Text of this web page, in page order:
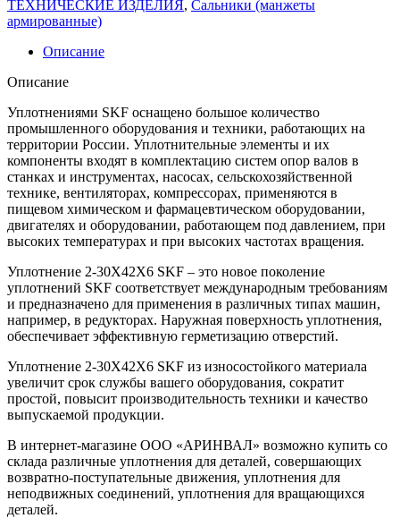
ТЕХНИЧЕСКИЕ ИЗДЕЛИЯ, Сальники (манжеты
армированные)
Описание
Описание
Уплотнениями SKF оснащено большое количество
промышленного оборудования и техники, работающих на
территории России. Уплотнительные элементы и их
компоненты входят в комплектацию систем опор валов в
станках и инструментах, насосах, сельскохозяйственной
технике, вентиляторах, компрессорах, применяются в
пищевом химическом и фармацевтическом оборудовании,
двигателях и оборудовании, работающем под давлением, при
высоких температурах и при высоких частотах вращения.
Уплотнение 2-30X42X6 SKF – это новое поколение
уплотнений SKF соответствует международным требованиям
и предназначено для применения в различных типах машин,
например, в редукторах. Наружная поверхность уплотнения,
обеспечивает эффективную герметизацию отверстий.
Уплотнение 2-30X42X6 SKF из износостойкого материала
увеличит срок службы вашего оборудования, сократит
простой, повысит производительность техники и качество
выпускаемой продукции.
В интернет-магазине ООО «АРИНВАЛ» возможно купить со
склада различные уплотнения для деталей, совершающих
возвратно-поступательные движения, уплотнения для
неподвижных соединений, уплотнения для вращающихся
деталей.